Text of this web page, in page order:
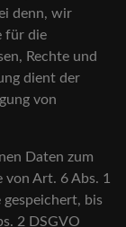
denn, wir
für die
Rechte und
dient der
von
Daten zum
Art. 6 Abs. 1
gespeichert, bis
2 DSGVO